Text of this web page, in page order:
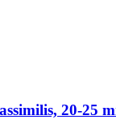
20-25